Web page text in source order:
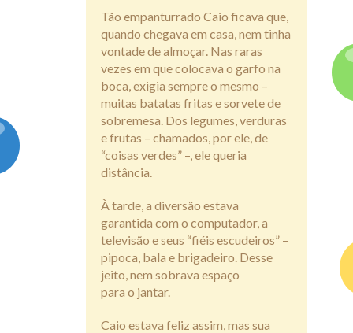
Tão empanturrado Caio ficava que,
quando chegava em casa, nem tinha
vontade de almoçar. Nas raras
vezes em que colocava o garfo na
boca, exigia sempre o mesmo –
muitas batatas fritas e sorvete de
sobremesa. Dos legumes, verduras
e frutas – chamados, por ele, de
“coisas verdes” –, ele queria
distância.
À tarde, a diversão estava
garantida com o computador, a
televisão e seus “fiéis escudeiros” –
pipoca, bala e brigadeiro. Desse
jeito, nem sobrava espaço
para o jantar.
Caio estava feliz assim, mas sua